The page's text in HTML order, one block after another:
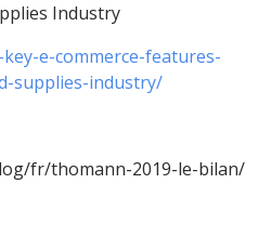
Industry
e-commerce-features-
supplies-industry/
fr/thomann-2019-le-bilan/